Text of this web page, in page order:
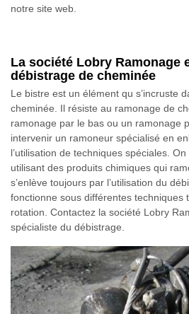
notre site web.
La société Lobry Ramonage
débistrage de cheminée
Le bistre est un élément qu s’incruste
cheminée. Il résiste au ramonage de
ramonage par le bas ou un ramonage
intervenir un ramoneur spécialisé en
l’utilisation de techniques spéciales.
utilisant des produits chimiques qui
s’enlève toujours par l’utilisation du
fonctionne sous différentes techniques
rotation. Contactez la société Lobry
spécialiste du débistrage.